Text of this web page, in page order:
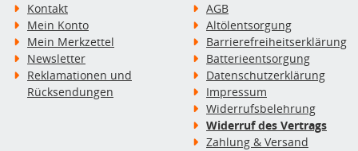
Kontakt
Mein Konto
Mein Merkzettel
Newsletter
Reklamationen und
Rücksendungen
AGB
Altölentsorgung
Barrierefreiheitserklärung
Batterieentsorgung
Datenschutzerklärung
Impressum
Widerrufsbelehrung
Widerruf des Vertrags
Zahlung & Versand